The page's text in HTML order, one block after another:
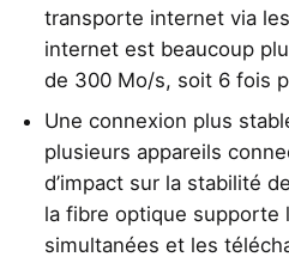
transporte internet via
internet est beaucoup
de 300 Mo/s, soit 6 fois
Une connexion plus
plusieurs appareils
d’impact sur la stabilité
la fibre optique supporte
simultanées et les